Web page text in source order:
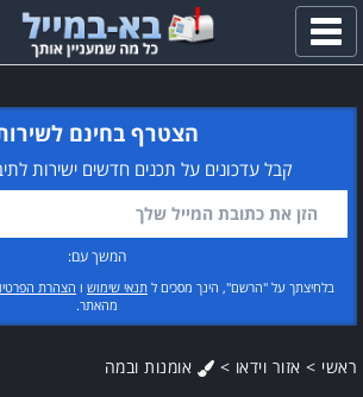
פתח
תפריט
הצטרף בחינם
קבל עדכונים על תכנים חדשים ישירות
המשך עם:
בלחיצתך על "הרשם", הינך מסכים ל תנאי שימוש ו הצהרת
מהאתר.
ראשי > אזור וידאו > אומנות ובמה